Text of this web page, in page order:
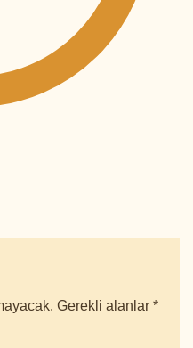
Gerekli alanlar *